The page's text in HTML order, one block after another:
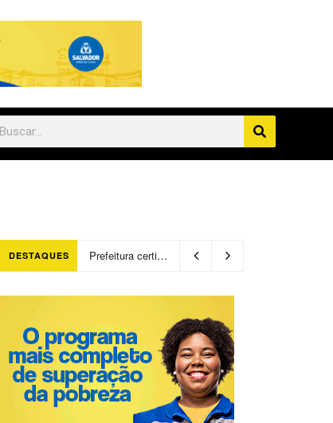
DESTAQUES Prefeitura certifica 4,6 mil trabalhadores pelo programa Treinar para Empregar e realiza Feirão de Empregabilidade